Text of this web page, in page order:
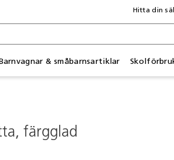
& småbarnsartiklar
Hitta din
färgglad